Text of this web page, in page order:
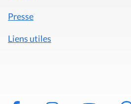
Presse
Liens utiles